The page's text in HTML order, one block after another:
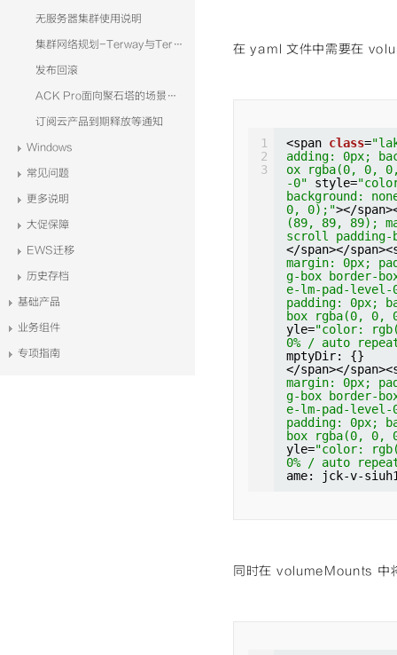
无服务器集群使用说明
集群网络规划-Terway与Terway-eniip
发布回滚
ACK Pro面向聚石塔的场景分析
订阅云产品到期释放等通知
Windows
常见问题
更多说明
大促保障
EWS迁移
历史存档
基础产品
业务组件
专项指南
ckground:
0, 0);"
ake-lm-pad-
x; padding:
der-box
t" style=
e 0% 0% /
......
</span></
margin: 0px;
ng-box
ake-lm-pad-
x; padding:
der-box
t"
style=
e 0% 0% /
class="cm-
ckground:
0, 0);">spec</
rgin: 0px;
-box border-
</span></
margin: 0px;
ng-box
ake-lm-pad-
x; padding:
der-box
t"
style=
e 0% 0% /
x; padding:
der-box
在 yaml 文件中需要在
1
2
3
<span class=
adding: 0px;
ox rgba(0, 0,
-0"
style=
background:
0, 0);"></
(89, 89, 89);
scroll
</span></
margin: 0px;
g-box border-
e-lm-pad-level-
padding: 0px;
box rgba(0, 0,
yle="color:
0% / auto
mptyDir: {}
</span></
margin: 0px;
g-box border-
e-lm-pad-level-
padding: 0px;
box rgba(0, 0,
yle="color:
0% / auto
ame: jck-v-
同时在 volumeMounts 中